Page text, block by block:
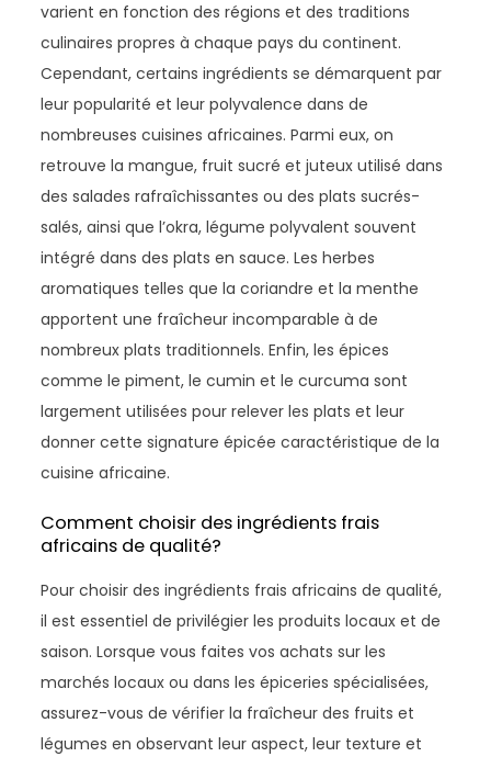
varient en fonction des régions et des traditions
culinaires propres à chaque pays du continent.
Cependant, certains ingrédients se démarquent par
leur popularité et leur polyvalence dans de
nombreuses cuisines africaines. Parmi eux, on
retrouve la mangue, fruit sucré et juteux utilisé dans
des salades rafraîchissantes ou des plats sucrés-
salés, ainsi que l’okra, légume polyvalent souvent
intégré dans des plats en sauce. Les herbes
aromatiques telles que la coriandre et la menthe
apportent une fraîcheur incomparable à de
nombreux plats traditionnels. Enfin, les épices
comme le piment, le cumin et le curcuma sont
largement utilisées pour relever les plats et leur
donner cette signature épicée caractéristique de la
cuisine africaine.
Comment choisir des ingrédients frais
africains de qualité?
Pour choisir des ingrédients frais africains de qualité,
il est essentiel de privilégier les produits locaux et de
saison. Lorsque vous faites vos achats sur les
marchés locaux ou dans les épiceries spécialisées,
assurez-vous de vérifier la fraîcheur des fruits et
légumes en observant leur aspect, leur texture et